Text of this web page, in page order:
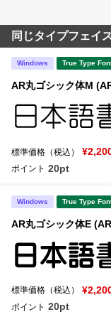
同じタイプフェイ
Windows True Type
AR丸ゴシック体M
標準価格（税込）
ポイント 20pt
Windows True Type
AR丸ゴシック体E
標準価格（税込）
ポイント 20pt